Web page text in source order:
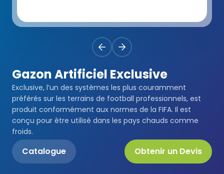
Pistes d'athlétisme
Clubs de Padel
Terrains de Padbol
Terrains de Pickleball
Terrains de Tennis
Premium
DuoGrass
Remplissage
Gazon Pour Padel
Gazon Pour Tennis
Revêtement Par Pulvérisation
Revêtement de Sol en PU
Revêtement en PU
Parquet Sportif
PVC Sportif
Revêtement Acrylique
SBR
Coussin Amortisseur Drainé
Coussin Amortisseur en PE
Sable de Silice
Gazon Artificiel Exclusive
Exclusive, l’un des systèmes les plus couramment
préférés sur les terrains de football professionnels, est
produit conformément aux normes de la FIFA. Il est
conçu pour être utilisé dans les pays chauds comme
froids.
Catalogue Obtenir un Devis